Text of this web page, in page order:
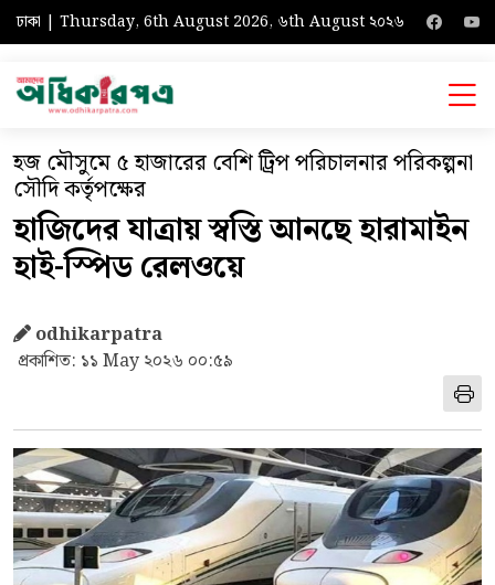
ঢাকা | Thursday, 6th August 2026, ৬th August ২০২৬
হজ মৌসুমে ৫ হাজারের বেশি ট্রিপ পরিচালনার পরিকল্পনা
সৌদি কর্তৃপক্ষের
হাজিদের যাত্রায় স্বস্তি আনছে হারামাইন
হাই-স্পিড রেলওয়ে
odhikarpatra
প্রকাশিত: ১১ May ২০২৬ ০০:৫৯